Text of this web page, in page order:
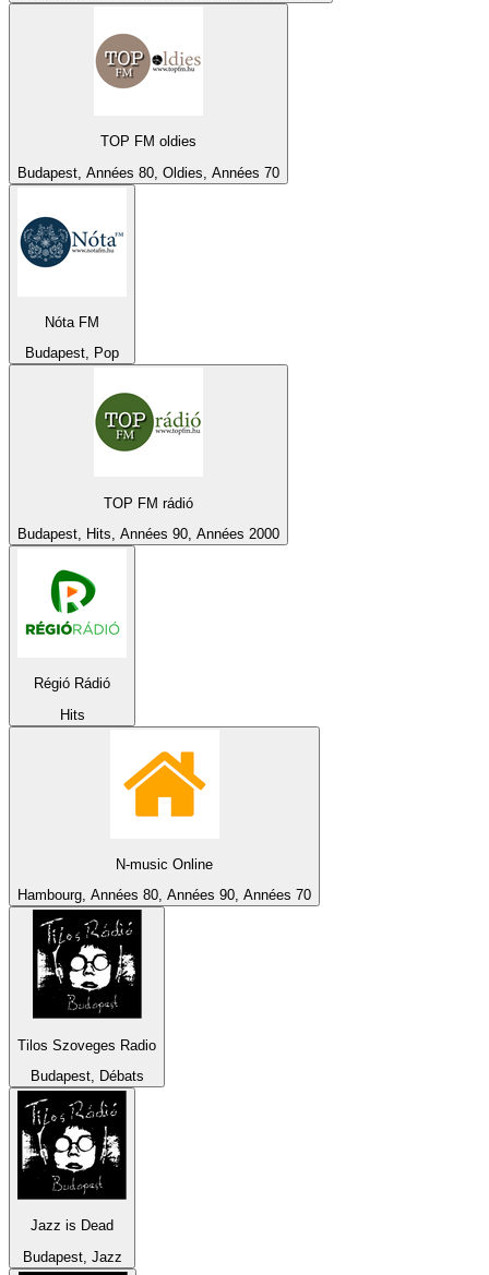
TOP FM oldies
Budapest, Années 80, Oldies, Années 70
Nóta FM
Budapest, Pop
TOP FM rádió
Budapest, Hits, Années 90, Années 2000
Régió Rádió
Hits
N-music Online
Hambourg, Années 80, Années 90, Années 70
Tilos Szoveges Radio
Budapest, Débats
Jazz is Dead
Budapest, Jazz